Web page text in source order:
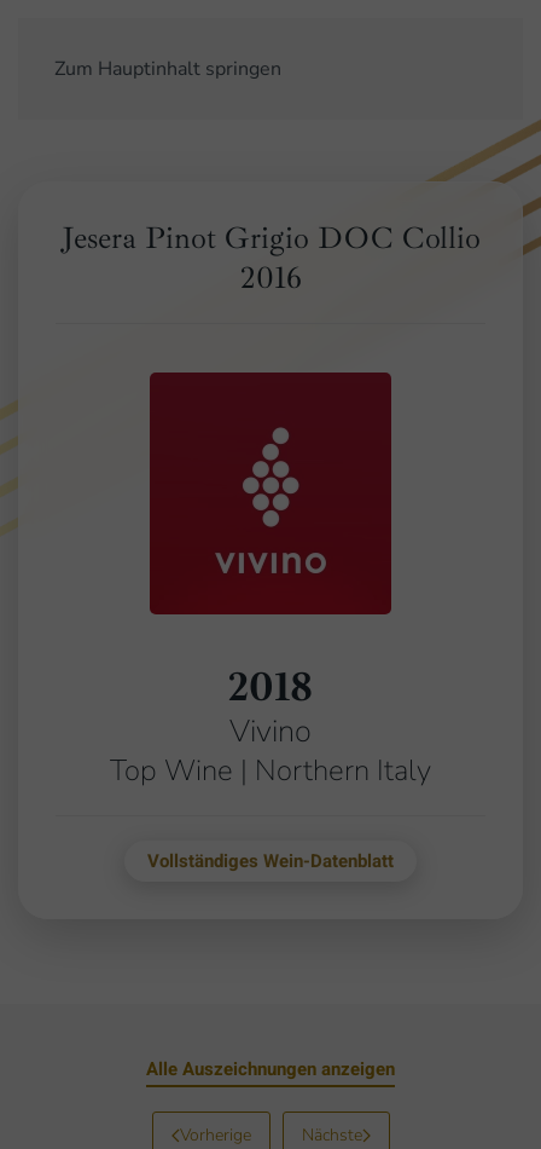
Zum Hauptinhalt springen
Jesera Pinot Grigio DOC Collio
2016
2018
Vivino
Top Wine | Northern Italy
Vollständiges Wein-Datenblatt
Alle Auszeichnungen anzeigen
Vorherige Nächste